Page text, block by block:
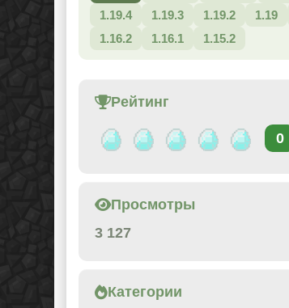
1.19.4
1.19.3 1.19.2 1.19
1.16.2
1.16.1 1.15.2
Рейтинг
0
Просмотры
3 127
Категории